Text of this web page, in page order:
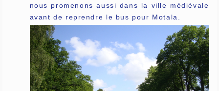
nous promenons aussi dans la ville médiévale
avant de reprendre le bus pour Motala.